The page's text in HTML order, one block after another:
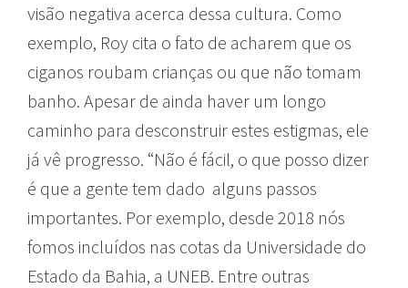
visão negativa acerca dessa cultura. Como
exemplo, Roy cita o fato de acharem que os
ciganos roubam crianças ou que não tomam
banho. Apesar de ainda haver um longo
caminho para desconstruir estes estigmas, ele
já vê progresso. “Não é fácil, o que posso dizer
é que a gente tem dado alguns passos
importantes. Por exemplo, desde 2018 nós
fomos incluídos nas cotas da Universidade do
Estado da Bahia, a UNEB. Entre outras